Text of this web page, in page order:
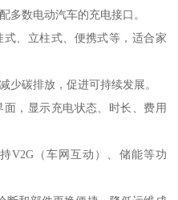
多数电动汽车的充电接口。
、立柱式、便携式等，适合家
少碳排放，促进可持续发展。
，显示充电状态、时长、费用
V2G（车网互动）、储能等功